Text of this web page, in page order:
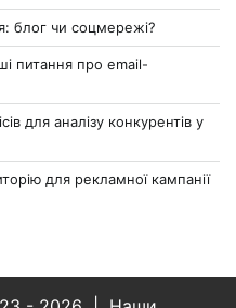
блог чи соцмережі?
питання про email-
для аналізу конкурентів у
для рекламної кампанії